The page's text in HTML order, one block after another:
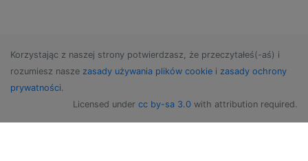
Korzystając z naszej strony potwierdzasz, że przeczytałeś(-aś) i
rozumiesz nasze zasady używania plików cookie i zasady ochrony
prywatności.
Licensed under cc by-sa 3.0 with attribution required.